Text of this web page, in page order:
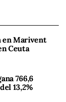
en Marivent
Ceuta
766,6
13,2%